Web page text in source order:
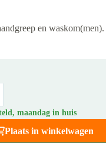
en waskom(men).
maandag in huis
Plaats in winkelwagen